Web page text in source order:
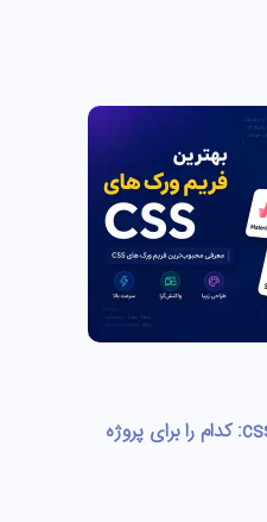
بهترین فریم ورک های css: کدام را برای پروژه